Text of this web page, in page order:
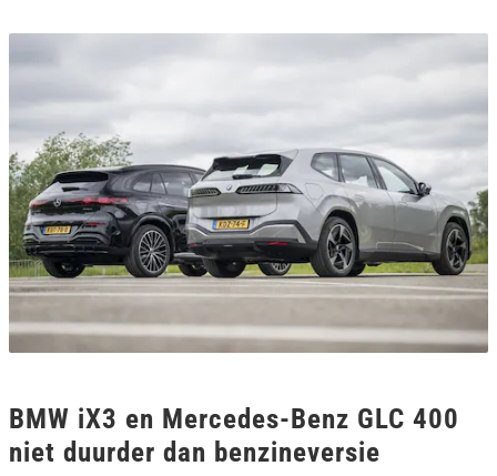
BMW iX3 en Mercedes-Benz GLC 400
niet duurder dan benzineversie